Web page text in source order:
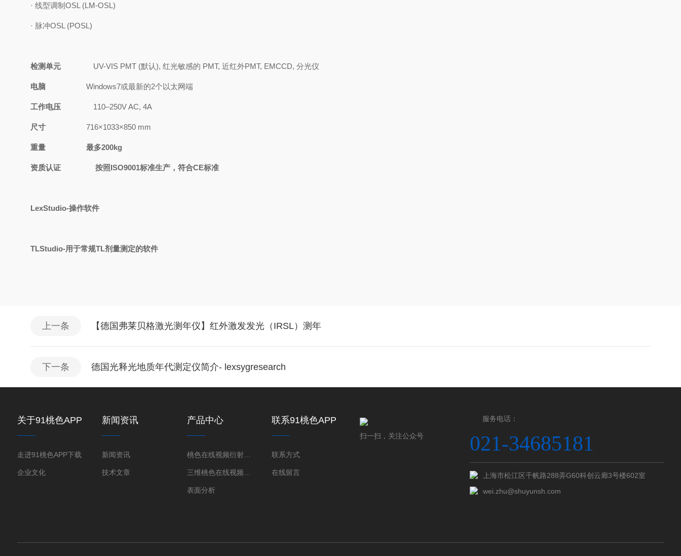
· 线型调制 OSL (LM-OSL)
· 脉冲OSL (POSL)
检测单元 UV-VIS PMT (默认), 红光敏感的 PMT, 近红外PMT, EMCCD, 分光仪
电脑 Windows7或最新的2个以太网端
工作电压 110–250V AC, 4A
尺寸 716×1033×850 mm
重量 最多200kg
资质认证 按照ISO9001标准生产，符合CE标准
LexStudio-操作软件
TLStudio-用于常规TL剂量测定的软件
上一条 【德国弗莱贝格激光测年仪】红外激发发光（IRSL）测年
下一条 德国光释光地质年代测定仪简介- lexsygresearch
关于91桃色APP
下载
走进91桃色APP下载
企业文化
新闻资讯
新闻资讯
技术文章
产品中心
桃色在线视频衍射仪（XRD）
表面分析
联系91桃色APP
下载
联系方式
在线留言
扫一扫，关注公众号
服务电话：
021-34685181
上海市松江区千帆路288弄G60科创云廊3号楼602室
wei.zhu@shuyunsh.com